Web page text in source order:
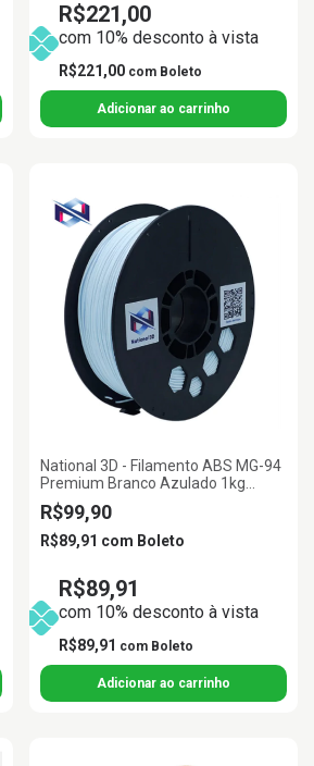
R$221,00
com 10% desconto à vista
R$221,00 com Boleto
National 3D - Filamento ABS MG-94
Premium Branco Azulado 1kg
1,75mm
R$99,90
R$89,91 com Boleto
R$89,91
com 10% desconto à vista
R$89,91 com Boleto